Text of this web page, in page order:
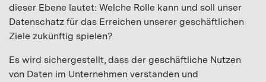
dieser Ebene lautet: Welche Rolle kann und soll unser
Datenschatz für das Erreichen unserer geschäftlichen
Ziele zukünftig spielen?
Es wird sichergestellt, dass der geschäftliche Nutzen
von Daten im Unternehmen verstanden und